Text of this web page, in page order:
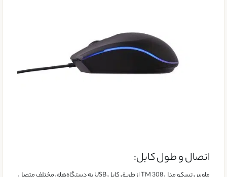
اتصال و طول کابل: